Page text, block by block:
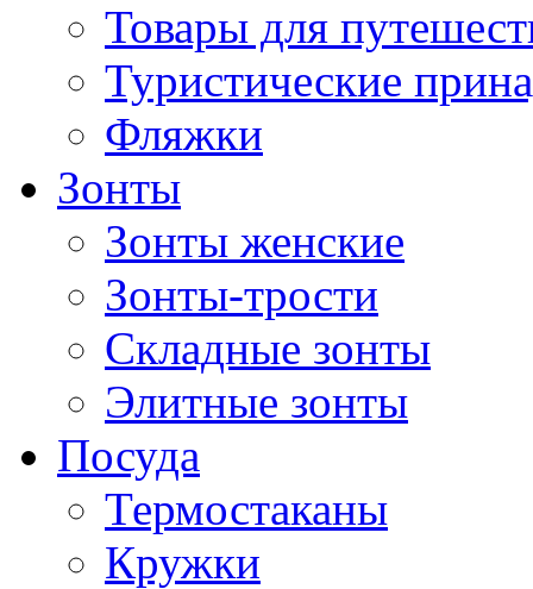
Товары для
Туристические
Фляжки
Зонты
Зонты женские
Зонты-трости
Складные зонты
Элитные зонты
Посуда
Термостаканы
Кружки